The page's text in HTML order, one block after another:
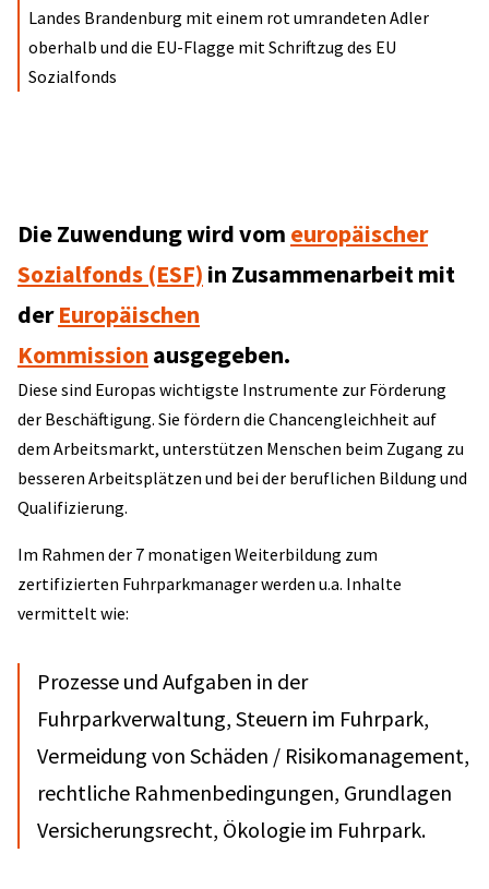
Landes Brandenburg mit einem rot umrandeten Adler
oberhalb und die EU-Flagge mit Schriftzug des EU
Sozialfonds
Die Zuwendung wird vom europäischer
Sozialfonds (ESF) in Zusammenarbeit mit
derEuropäischen
Kommission ausgegeben.
Diese sind Europas wichtigste Instrumente zur Förderung
der Beschäftigung. Sie fördern die Chancengleichheit auf
dem Arbeitsmarkt, unterstützen Menschen beim Zugang zu
besseren Arbeitsplätzen und bei der beruflichen Bildung und
Qualifizierung.
Im Rahmen der 7 monatigen Weiterbildung zum
zertifizierten Fuhrparkmanager werden u.a. Inhalte
vermittelt wie:
Prozesse und Aufgaben in der
Fuhrparkverwaltung, Steuern im Fuhrpark,
Vermeidung von Schäden / Risikomanagement,
rechtliche Rahmenbedingungen, Grundlagen
Versicherungsrecht, Ökologie im Fuhrpark.